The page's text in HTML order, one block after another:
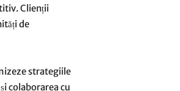
Clienții
de
strategiile
colaborarea cu